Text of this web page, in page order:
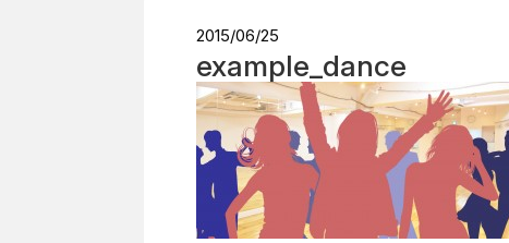
2015/06/25
example_dance